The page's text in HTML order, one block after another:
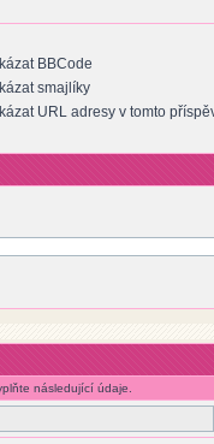
BBCode
smajlíky
URL adresy v tomto
následující údaje.